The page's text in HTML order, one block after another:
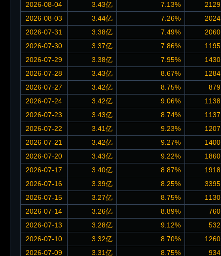
2026-08-04
3.43亿 7.13%
2026-08-03
3.44亿 7.26%
2026-07-31
3.38亿 7.49%
2026-07-30
3.37亿 7.86%
2026-07-29
3.38亿 7.95%
2026-07-28
3.43亿 8.67%
2026-07-27
3.42亿 8.75%
2026-07-24
3.42亿 9.06%
2026-07-23
3.43亿 8.74%
2026-07-22
3.41亿 9.23%
2026-07-21
3.42亿 9.27%
2026-07-20
3.43亿 9.22%
2026-07-17
3.40亿 8.87%
2026-07-16
3.39亿 8.25%
2026-07-15
3.27亿 8.75%
2026-07-14
3.26亿 8.89%
2026-07-13
3.28亿 9.12%
2026-07-10
3.32亿 8.70%
2026-07-09
3.31亿 8.75%